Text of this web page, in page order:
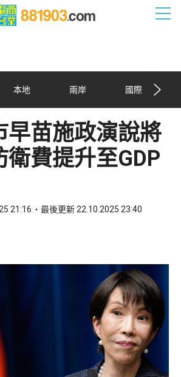
本地 兩岸 國際
早苗施政演說將
衛費提升至GDP
21:16 最後更新 22.10.2025 23:40